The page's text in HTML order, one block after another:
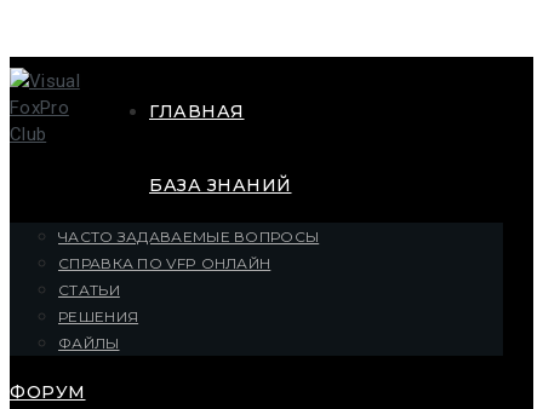
ГЛАВНАЯ
БАЗА ЗНАНИЙ
ЧАСТО ЗАДАВАЕМЫЕ ВОПРОСЫ
СПРАВКА ПО VFP ОНЛАЙН
СТАТЬИ
РЕШЕНИЯ
ФАЙЛЫ
ФОРУМ